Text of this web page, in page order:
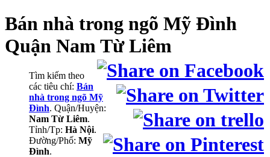
Bán nhà trong ngõ Mỹ Đình
Quận Nam Từ Liêm
Tìm kiếm theo
các tiêu chí: Bán
nhà trong ngõ Mỹ
Đình. Quận/Huyện:
Nam Từ Liêm.
Tỉnh/Tp: Hà Nội.
Đường/Phố: Mỹ
Đình.